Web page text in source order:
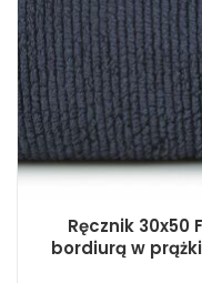
Ręcznik 30x50
bordiurą w